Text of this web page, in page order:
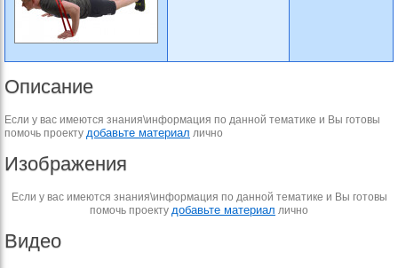
Описание
Если у вас имеются знания\информация по данной тематике и Вы готовы
помочь проекту добавьте материал лично
Изображения
Если у вас имеются знания\информация по данной тематике и Вы готовы
помочь проекту добавьте материал лично
Видео